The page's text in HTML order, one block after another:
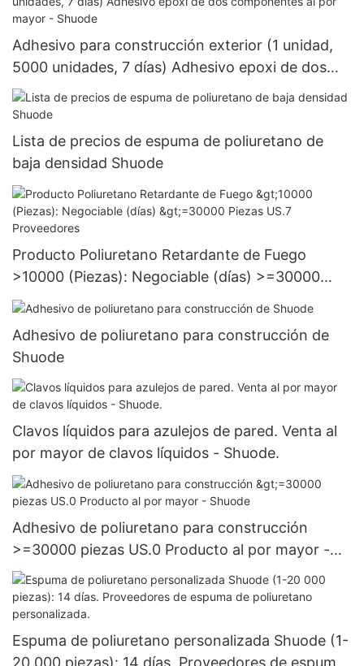
Adhesivo para construcción exterior (1 unidad,
5000 unidades, 7 días) Adhesivo epoxi de dos
componentes al por mayor - Shuode
Lista de precios de espuma de poliuretano de
baja densidad Shuode
Producto Poliuretano Retardante de Fuego
>10000 (Piezas): Negociable (días) >=30000
Piezas US.7 Proveedores
Adhesivo de poliuretano para construcción de
Shuode
Clavos líquidos para azulejos de pared. Venta al
por mayor de clavos líquidos - Shuode.
Adhesivo de poliuretano para construcción
>=30000 piezas US.0 Producto al por mayor -
Shuode
Espuma de poliuretano personalizada Shuode (1-
20 000 piezas): 14 días. Proveedores de espuma